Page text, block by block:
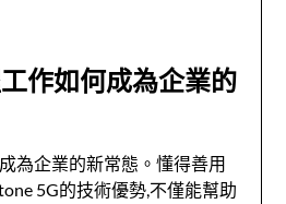
作如何成為企業的
為企業的新常態。懂得善用
5G的技術優勢,不僅能幫助